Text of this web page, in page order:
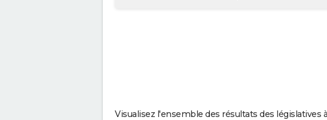
Visualisez l'ensemble des résultats des législatives